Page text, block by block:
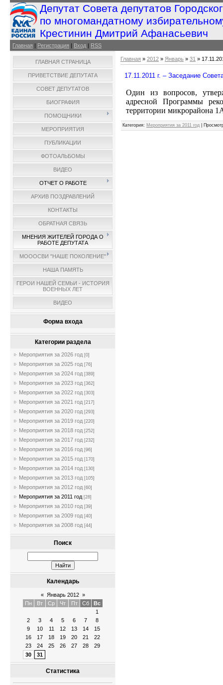
Депутат Совета депутатов
по многомандатному
Крестинин Дмитрий Афанасьевич
Главная | Регистрация | Вход | RSS
ГЛАВНАЯ СТРАНИЦА
ПРИВЕТСТВИЕ ДЕПУТАТА
СОВЕТ ДЕПУТАТОВ
БИОГРАФИЯ
ПОМОЩНИКИ
МЕРОПРИЯТИЯ
ПУБЛИКАЦИИ
ФОТОАЛЬБОМЫ
ВИДЕО
ОТЧЕТ О РАБОТЕ
АРХИВ ПОЗДРАВЛЕНИЙ
КОНТАКТЫ
ОБРАТНАЯ СВЯЗЬ
МНЕНИЯ ЖИТЕЛЕЙ ГОРОДА О
РАБОТЕ ДЕПУТАТА
МОООСВИ "НАШЕ ПОКОЛЕНИЕ"
НАША ПАМЯТЬ
ГЕРОИ НАШЕЙ СЕМЬИ - ИСТОРИЯ
ВОЕННЫХ ЛЕТ
ВИДЕО
Форма входа
Категории раздела
Мероприятия за 2026 год [0]
Мероприятия за 2025 год [76]
Мероприятия за 2024 год [389]
Мероприятия за 2023 год [362]
Мероприятия за 2022 год [303]
Мероприятия за 2021 год [217]
Мероприятия за 2020 год [293]
Мероприятия за 2019 год [220]
Мероприятия за 2018 год [252]
Мероприятия за 2017 год [232]
Мероприятия за 2016 год [96]
Мероприятия за 2015 год [170]
Мероприятия за 2014 год [130]
Мероприятия за 2013 год [105]
Мероприятия за 2012 год [60]
Мероприятия за 2011 год [28]
Мероприятия за 2010 год [39]
Мероприятия за 2009 год [40]
Мероприятия за 2008 год [44]
Поиск
Календарь
« Январь 2012 »
Пн
Вт Ср Чт Пт Сб
Вс
1
2
3 4 5 6 7
8
9
10 11 12 13 14
15
16
17 18 19 20 21
22
23
24 25 26 27 28
29
30
31
Статистика
Главная » 2012 » Январь » 31 »
17.11.2011 г. – Заседание
Один из вопросов,
адресной Программы
территории микрорайона
Категория: Мероприятия за 2011 год